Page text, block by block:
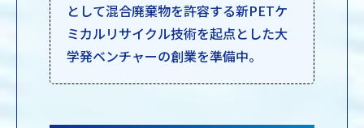
として混合廃棄物を許容する新PETケ
ミカルリサイクル技術を起点とした大
学発ベンチャーの創業を準備中。